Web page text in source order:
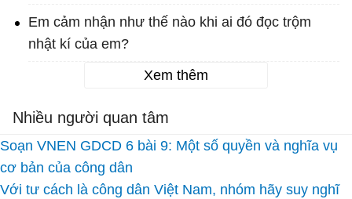
Em cảm nhận như thế nào khi ai đó đọc trộm
nhật kí của em?
Xem thêm
Nhiều người quan tâm
Soạn VNEN GDCD 6 bài 9: Một số quyền và nghĩa vụ
cơ bản của công dân
Với tư cách là công dân Việt Nam, nhóm hãy suy nghĩ